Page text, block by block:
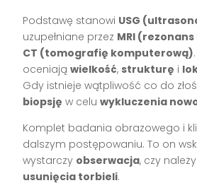
Podstawę stanowi USG
uzupełniane przez MRI
CT (tomografię komputerową)
oceniająwielkość, strukturę i
Gdy istnieje wątpliwość co do
biopsję w celuwykluczenia
Komplet badania obrazowego i
dalszym postępowaniu. To on
wystarczy obserwacja, czy
usunięcia torbieli.